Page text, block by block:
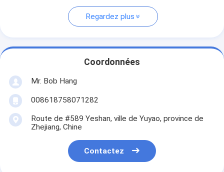
Regardez plus
Coordonnées
Mr. Bob Hang
008618758071282
Route de #589 Yeshan, ville de Yuyao, province de
Zhejiang, Chine
Contactez